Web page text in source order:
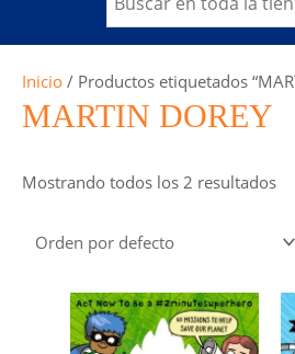
Inicio / Productos etiquetados
MARTIN DOREY
Mostrando todos los 2 resultados